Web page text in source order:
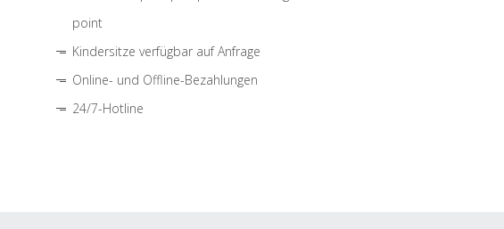
point
Kindersitze verfügbar auf Anfrage
Online- und Offline-Bezahlungen
24/7-Hotline